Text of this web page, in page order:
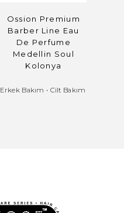
Ossion Premium
Barber Line Eau
De Perfume
Medellin Soul
Kolonya
Erkek Bakım • Cilt Bakım